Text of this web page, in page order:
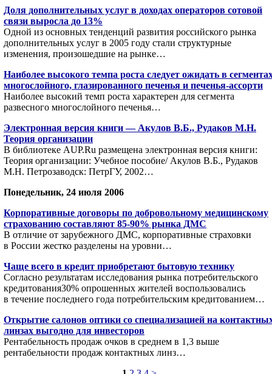
Доля дополнительных услуг в доходах операторов сотовой
связи выросла до 13%
Одной из основных тенденций развития российского рынка
дополнительных услуг в 2005 году стали структурные
изменения, произошедшие на рынке…
Наиболее высокого темпа роста следует ожидать в
многослойного, глазированного печенья и печенья-ассорти
Наиболее высокий темп роста характерен для сегмента
развесного многослойного печенья…
Электронная версия книги — Акулов В.Б., Рудаков М.Н.
Теория организации
В библиотеке AUP.Ru размещена электронная версия книги:
Теория организации: Учебное пособие/ Акулов В.Б., Рудаков
М.Н. Петрозаводск: ПетрГУ, 2002…
Понедельник, 24 июля 2006
Корпоративные договоры по добровольному медицинскому
страхованию составляют 85-90% рынка ДМС
В отличие от зарубежного ДМС, корпоративные страховки
в России жестко разделены на уровни…
Чаще всего в кредит приобретают бытовую технику
Согласно результатам исследования рынка потребительского
кредитования30% опрошенных жителей воспользовались
в течение последнего года потребительским кредитованием…
Открытие салонов оптики со специализацией на
линзах выгодно для инвесторов
Рентабельность продаж очков в среднем в 1,3 выше
рентабельности продаж контактных линз…